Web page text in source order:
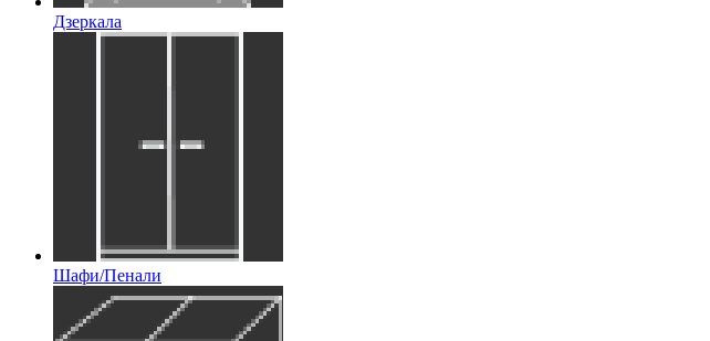
Дзеркала
Шафи/Пенали